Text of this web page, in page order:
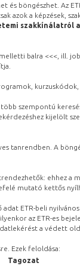
böngészhet. Az
azok a képzések,
szakkínálatról a
balra <<<, ill.
szempontú
kijelölt
tanrendben. A
ehhez a
mutató kettős
ETR-beli
az ETR-es
a védett
Ezek feloldása:
Tagozat